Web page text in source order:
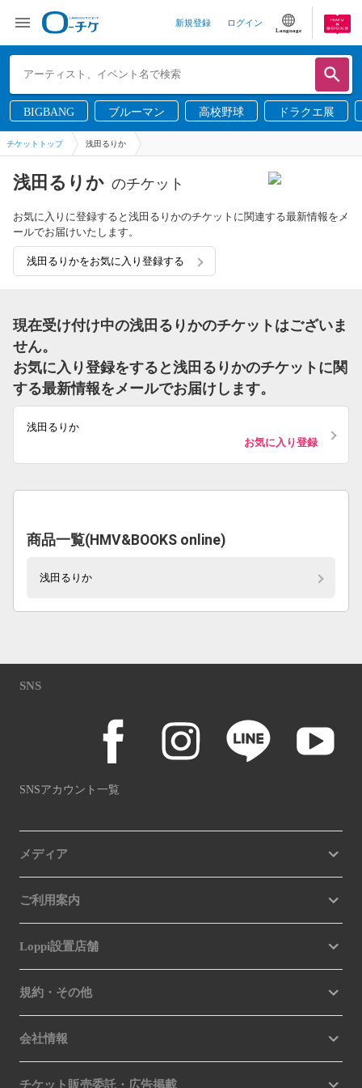
新規登録 ログイン
Language
BIGBANG ブルーマン 高校野球 ドラクエ展
チケットトップ 浅田るりか
浅田るりか のチケット
お気に入りに登録すると浅田るりかのチケットに関連する最新情報をメ
ールでお届けいたします。
浅田るりかをお気に入り登録する
現在受け付け中の浅田るりかのチケットはございま
せん。
お気に入り登録をすると浅田るりかのチケットに関
する最新情報をメールでお届けします。
浅田るりか
お気に入り登録
商品一覧(HMV&BOOKS online)
浅田るりか
SNS
SNSアカウント一覧
メディア
ご利用案内
Loppi設置店舗
規約・その他
会社情報
チケット販売委託・広告掲載